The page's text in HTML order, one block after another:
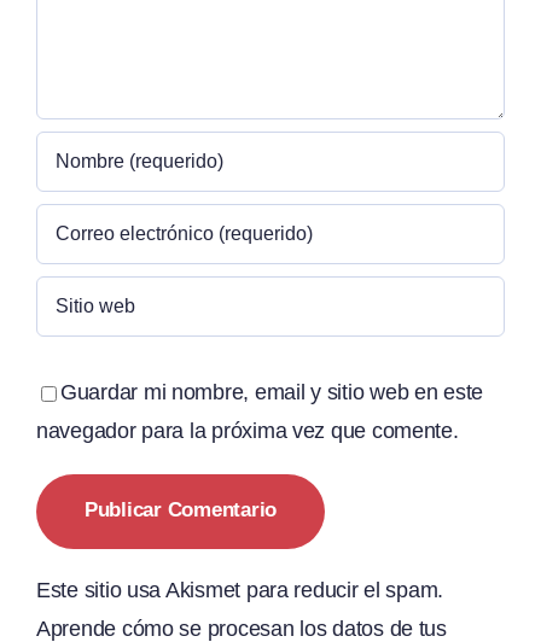
Guardar mi nombre, email y sitio web en este
navegador para la próxima vez que comente.
Este sitio usa Akismet para reducir el spam.
Aprende cómo se procesan los datos de tus